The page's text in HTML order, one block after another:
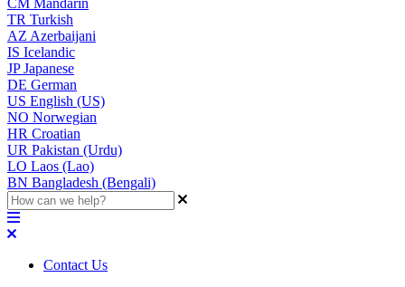
CM Mandarin
TR Turkish
AZ Azerbaijani
IS Icelandic
JPJapanese
DE German
US English (US)
NO Norwegian
HR Croatian
UR Pakistan (Urdu)
LO Laos (Lao)
BN Bangladesh (Bengali)
Contact Us